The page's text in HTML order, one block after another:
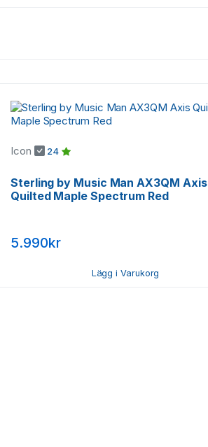
Icon 24
Sterling by Music Man AX3QM Axis
Quilted Maple Spectrum Red
5.990kr
Lägg i Varukorg